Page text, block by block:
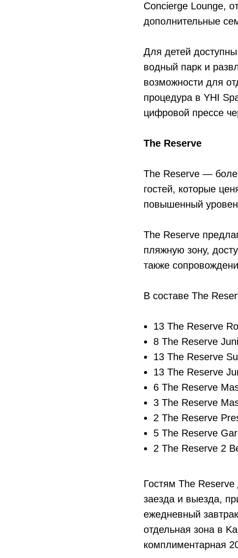
Concierge Lounge,
дополнительные
Для детей
водный парк и
возможности для
процедура в YHI
цифровой прессе
The Reserve
The Reserve —
гостей, которые
повышенный
The Reserve
пляжную зону,
также
В составе The
13 The Reserve
8 The Reserve
13 The Reserve
13 The Reserve
6 The Reserve
3 The Reserve
2 The Reserve
5 The Reserve
2 The Reserve 2
Гостям The
заезда и выезда,
ежедневный
отдельная зона в
комплиментарная